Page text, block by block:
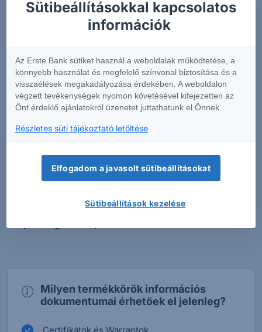
információk rövid összefoglalását tartalmazza.
Annak érdekében, hogy Önök könnyen
csomagtermékeket, a szolgáltatók egységes formában
készítik el az előbb említett dokumentumot.
Az Európai Unió pénzügyi piacain elérhető pénzügyi
termékek igen magas száma miatt a fenti kereső
alkalmazáson túl figyelmébe ajánljuk az adott
kereső funkcióját is.Kérjük tisztelt Ügyfeleinket, hogy
a csak angol nyelven elérhető KID-el rendelkező
termékekben csak akkor kössenek tranzakciót,
mértékben tájékozottak az adott termék
Milyen termékkörök információs
dokumentumai érhetőek el jelenleg?
Sütibeállításokkal kapcsolatos
információk
Az Erste Bank sütiket használ a weboldalak működtetése, a
könnyebb használat és megfelelő színvonal biztosítása és a
visszaélések megakadályozása érdekében. A weboldalon
végzett tevékenységek nyomon követésével kifejezetten az
Önt érdeklő ajánlatokról üzenetet juttathatunk el Önnek.
Részletes süti tájékoztató letöltése
Elfogadom a javasolt sütibeállításokat
Sütibeállítások kezelése